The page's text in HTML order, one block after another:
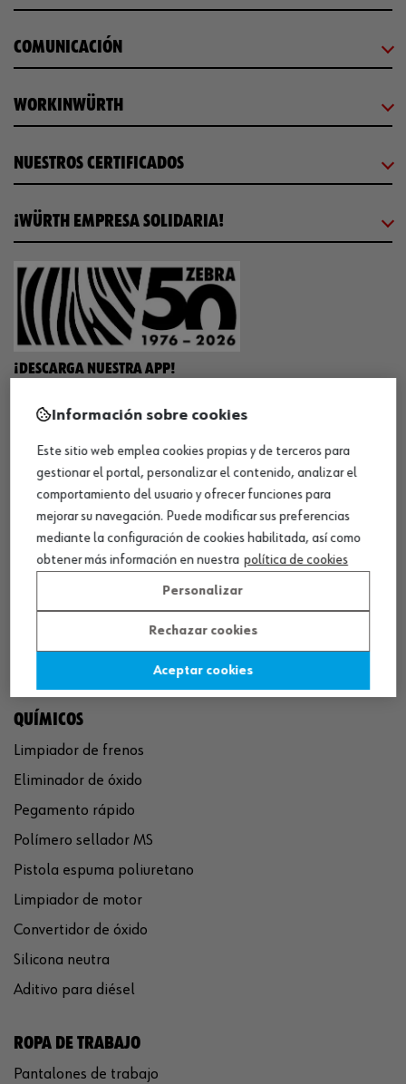
COMUNICACIÓN
WORKINWÜRTH
NUESTROS CERTIFICADOS
¡WÜRTH EMPRESA SOLIDARIA!
¡DESCARGA NUESTRA APP!
MÉTODOS DE PAGO
¡SÍGUENOS!
QUÍMICOS
Limpiador de frenos
Eliminador de óxido
Pegamento rápido
Polímero sellador MS
Pistola espuma poliuretano
Limpiador de motor
Convertidor de óxido
Silicona neutra
Aditivo para diésel
ROPA DE TRABAJO
Pantalones de trabajo
Información sobre cookies
Este sitio web emplea cookies propias y de terceros para
gestionar el portal, personalizar el contenido, analizar el
comportamiento del usuario y ofrecer funciones para
mejorar su navegación. Puede modificar sus preferencias
mediante la configuración de cookies habilitada, así como
obtener más información en nuestra política de cookies
Personalizar
Rechazar cookies
Aceptar cookies